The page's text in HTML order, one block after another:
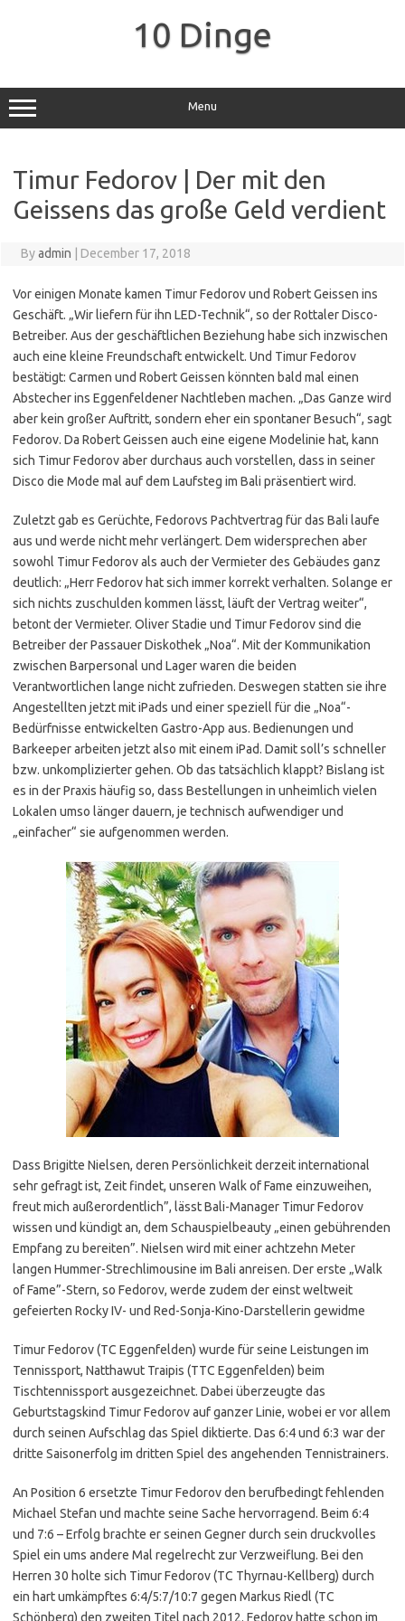
10 Dinge
Menu
Timur Fedorov | Der mit den
Geissens das große Geld verdient
Byadmin December 17, 2018
Vor einigen Monate kamen Timur Fedorov und Robert Geissen ins
Geschäft. „Wir liefern für ihn LED-Technik“, so der Rottaler Disco-
Betreiber. Aus der geschäftlichen Beziehung habe sich inzwischen
auch eine kleine Freundschaft entwickelt. Und Timur Fedorov
bestätigt: Carmen und Robert Geissen könnten bald mal einen
Abstecher ins Eggenfeldener Nachtleben machen. „Das Ganze wird
aber kein großer Auftritt, sondern eher ein spontaner Besuch“, sagt
Fedorov. Da Robert Geissen auch eine eigene Modelinie hat, kann
sich Timur Fedorov aber durchaus auch vorstellen, dass in seiner
Disco die Mode mal auf dem Laufsteg im Bali präsentiert wird.
Zuletzt gab es Gerüchte, Fedorovs Pachtvertrag für das Bali laufe
aus und werde nicht mehr verlängert. Dem widersprechen aber
sowohl Timur Fedorov als auch der Vermieter des Gebäudes ganz
deutlich: „Herr Fedorov hat sich immer korrekt verhalten. Solange er
sich nichts zuschulden kommen lässt, läuft der Vertrag weiter“,
betont der Vermieter. Oliver Stadie und Timur Fedorov sind die
Betreiber der Passauer Diskothek „Noa“. Mit der Kommunikation
zwischen Barpersonal und Lager waren die beiden
Verantwortlichen lange nicht zufrieden. Deswegen statten sie ihre
Angestellten jetzt mit iPads und einer speziell für die „Noa“-
Bedürfnisse entwickelten Gastro-App aus. Bedienungen und
Barkeeper arbeiten jetzt also mit einem iPad. Damit soll’s schneller
bzw. unkomplizierter gehen. Ob das tatsächlich klappt? Bislang ist
es in der Praxis häufig so, dass Bestellungen in unheimlich vielen
Lokalen umso länger dauern, je technisch aufwendiger und
„einfacher“ sie aufgenommen werden.
Dass Brigitte Nielsen, deren Persönlichkeit derzeit international
sehr gefragt ist, Zeit findet, unseren Walk of Fame einzuweihen,
freut mich außerordentlich”, lässt Bali-Manager Timur Fedorov
wissen und kündigt an, dem Schauspielbeauty „einen gebührenden
Empfang zu bereiten”. Nielsen wird mit einer achtzehn Meter
langen Hummer-Strechlimousine im Bali anreisen. Der erste „Walk
of Fame”-Stern, so Fedorov, werde zudem der einst weltweit
gefeierten Rocky IV- und Red-Sonja-Kino-Darstellerin gewidme
Timur Fedorov (TC Eggenfelden) wurde für seine Leistungen im
Tennissport, Natthawut Traipis (TTC Eggenfelden) beim
Tischtennissport ausgezeichnet. Dabei überzeugte das
Geburtstagskind Timur Fedorov auf ganzer Linie, wobei er vor allem
durch seinen Aufschlag das Spiel diktierte. Das 6:4 und 6:3 war der
dritte Saisonerfolg im dritten Spiel des angehenden Tennistrainers.
An Position 6 ersetzte Timur Fedorov den berufbedingt fehlenden
Michael Stefan und machte seine Sache hervorragend. Beim 6:4
und 7:6 – Erfolg brachte er seinen Gegner durch sein druckvolles
Spiel ein ums andere Mal regelrecht zur Verzweiflung. Bei den
Herren 30 holte sich Timur Fedorov (TC Thyrnau-Kellberg) durch
ein hart umkämpftes 6:4/5:7/10:7 gegen Markus Riedl (TC
Schönberg) den zweiten Titel nach 2012. Fedorov hatte schon im